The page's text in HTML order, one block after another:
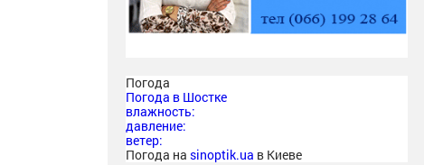
Погода
Погода в Шостке
влажность:
давление:
ветер:
Погода на sinoptik.ua в Киеве